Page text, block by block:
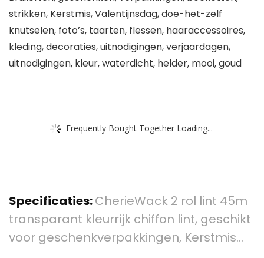
strikken, Kerstmis, Valentijnsdag, doe-het-zelf
knutselen, foto’s, taarten, flessen, haaraccessoires,
kleding, decoraties, uitnodigingen, verjaardagen,
uitnodigingen, kleur, waterdicht, helder, mooi, goud
Frequently Bought Together Loading...
Specificaties:CherieWack 2 rol lint 45m
transparant kleurrijk chiffon lint, geschikt
voor geschenkverpakkingen, Kerstmis…